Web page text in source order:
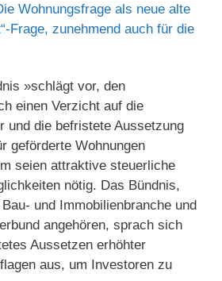
Wohnungsfrage als neue alte
Frage, zunehmend auch für die
»schlägt vor, den
einen Verzicht auf die
und die befristete Aussetzung
geförderte Wohnungen
seien attraktive steuerliche
nötig. Das Bündnis,
und Immobilienbranche und
angehören, sprach sich
Aussetzen erhöhter
aus, um Investoren zu